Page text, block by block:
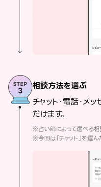
相談方法を選ぶ
チャット・電話・メ
だけます。
※占い師によって選べる
※今回は「チャット」を選